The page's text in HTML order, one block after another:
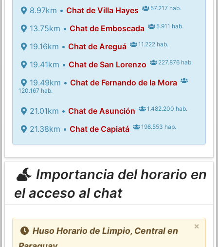
8.97km • Chat de Villa Hayes 57.217 hab.
13.75km • Chat de Emboscada 5.911 hab.
19.16km • Chat de Areguá 11.222 hab.
19.41km • Chat de San Lorenzo 227.876 hab.
19.49km • Chat de Fernando de la Mora
120.167 hab.
21.01km • Chat de Asunción 1.482.200 hab.
21.38km • Chat de Capiatá 198.553 hab.
Importancia del horario en
el acceso al chat
×
Huso Horario de Limpio, Central en